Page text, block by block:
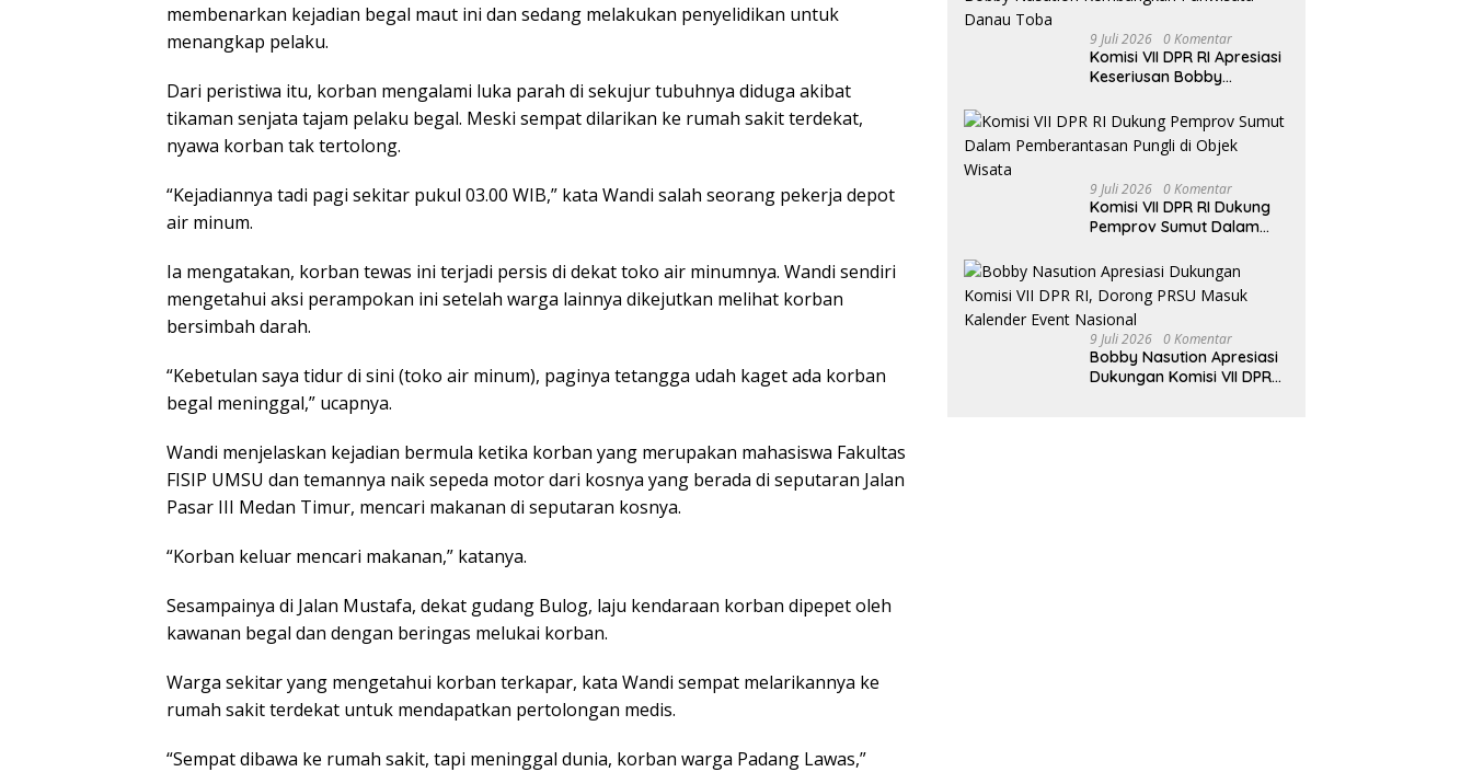
membenarkan kejadian begal maut ini dan sedang melakukan penyelidikan untuk
menangkap pelaku.
Dari peristiwa itu, korban mengalami luka parah di sekujur tubuhnya diduga akibat
tikaman senjata tajam pelaku begal. Meski sempat dilarikan ke rumah sakit terdekat,
nyawa korban tak tertolong.
“Kejadiannya tadi pagi sekitar pukul 03.00 WIB,” kata Wandi salah seorang pekerja depot
air minum.
Ia mengatakan, korban tewas ini terjadi persis di dekat toko air minumnya. Wandi sendiri
mengetahui aksi perampokan ini setelah warga lainnya dikejutkan melihat korban
bersimbah darah.
“Kebetulan saya tidur di sini (toko air minum), paginya tetangga udah kaget ada korban
begal meninggal,” ucapnya.
Wandi menjelaskan kejadian bermula ketika korban yang merupakan mahasiswa Fakultas
FISIP UMSU dan temannya naik sepeda motor dari kosnya yang berada di seputaran Jalan
Pasar III Medan Timur, mencari makanan di seputaran kosnya.
“Korban keluar mencari makanan,” katanya.
Sesampainya di Jalan Mustafa, dekat gudang Bulog, laju kendaraan korban dipepet oleh
kawanan begal dan dengan beringas melukai korban.
Warga sekitar yang mengetahui korban terkapar, kata Wandi sempat melarikannya ke
rumah sakit terdekat untuk mendapatkan pertolongan medis.
“Sempat dibawa ke rumah sakit, tapi meninggal dunia, korban warga Padang Lawas,”
9 Juli 2026 0 Komentar
Komisi VII DPR RI Apresiasi
Keseriusan Bobby
Pariwisata Danau Toba
9 Juli 2026 0 Komentar
Komisi VII DPR RI Dukung
Pemprov Sumut Dalam
Objek Wisata
9 Juli 2026 0 Komentar
Bobby Nasution Apresiasi
Dukungan Komisi VII DPR